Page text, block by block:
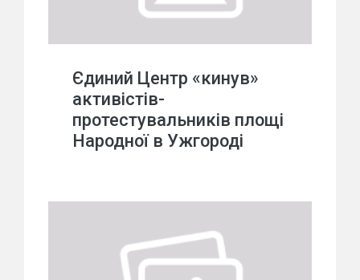
Єдиний Центр «кинув»
активістів-
протестувальників площі
Народної в Ужгороді